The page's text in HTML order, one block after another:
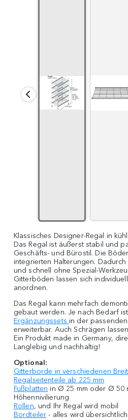
Klassisches Designer-Regal in
Das Regal ist äußerst stabil und
Geschäfts- und Bürostil. Die
integrierten Halterungen.
und schnell ohne Spezial-
Gitterböden lassen sich
anordnen.
Das Regal kann mehrfach
gebaut werden. Je nach Bedarf
Ergänzungssets in der
erweiterbar. Auch Schrägen
Ein Produkt made in Germany,
Langlebig und nachhaltig!
Optional:
Gitterborde in verschiedenen
Regalseitenteile ab 225 mm
Fußplatten in Ø 25 mm oder Ø 50
Höhennivilierung
Rollen, und Ihr Regal wird mobil
Bordteiler - alles wird